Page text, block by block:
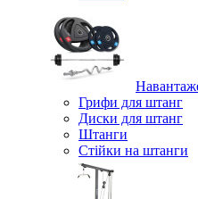
Грифи для штанг
Диски для штанг
Штанги
Стійки на штанги